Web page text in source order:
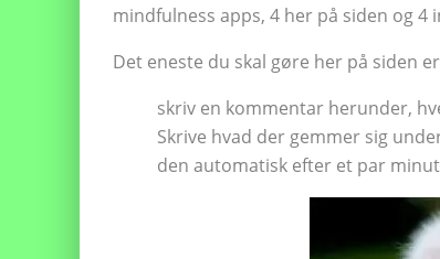
mindfulness apps, 4 her på siden og 4
Det eneste du skal gøre her på siden er
skriv en kommentar herunder,
Skrive hvad der gemmer sig
den automatisk efter et par